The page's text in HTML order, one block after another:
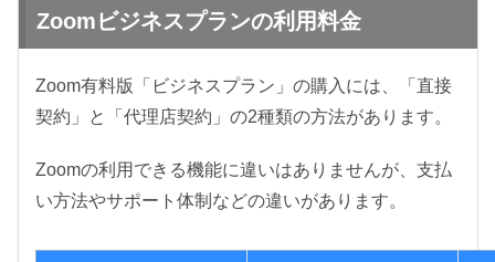
Zoomビジネスプランの利用料金
Zoom有料版「ビジネスプラン」の購入には、「直接
契約」と「代理店契約」の2種類の方法があります。
Zoomの利用できる機能に違いはありませんが、支払
い方法やサポート体制などの違いがあります。